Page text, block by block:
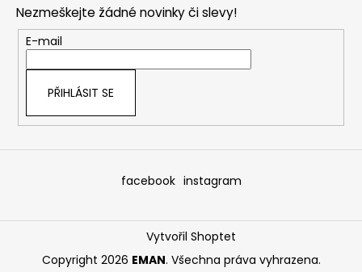
Nezmeškejte žádné novinky či slevy!
E-mail
PŘIHLÁSIT SE
facebook instagram
Vytvořil Shoptet
Copyright 2026 EMAN. Všechna práva vyhrazena.